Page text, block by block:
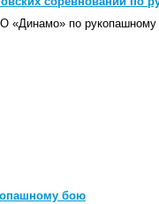
«Динамо» по
бою